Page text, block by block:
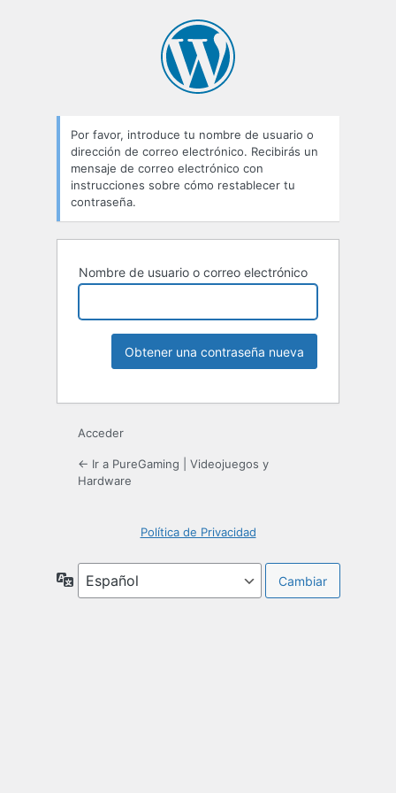
Por favor, introduce tu nombre de usuario o
dirección de correo electrónico. Recibirás un
mensaje de correo electrónico con
instrucciones sobre cómo restablecer tu
contraseña.
Nombre de usuario o correo electrónico
Acceder
← Ir a PureGaming | Videojuegos y
Hardware
Política de Privacidad
Idioma